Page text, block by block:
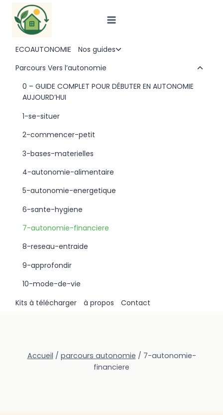
contenu
ECOAUTONOMIE Nos guides
enfant
Parcours Vers l’autonomie
0 – GUIDE COMPLET POUR DÉBUTER EN AUTONOMIE
AUJOURD’HUI
1-se-situer
2-commencer-petit
3-bases-materielles
4-autonomie-alimentaire
5-autonomie-energetique
6-sante-hygiene
7-autonomie-financiere
8-reseau-entraide
9-approfondir
10-mode-de-vie
Kits à télécharger
à propos Contact
Accueil / parcours autonomie / 7-autonomie-
financiere